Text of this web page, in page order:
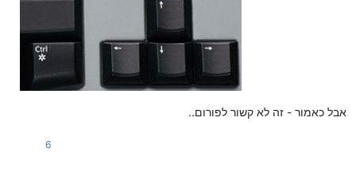
אבל כאמור - זה לא קשור לפורום..
6